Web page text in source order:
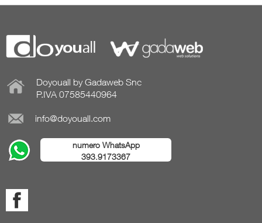
Doyouall by Gadaweb Snc
P.IVA 07585440964
info@doyouall.com
numero WhatsApp
393.9173367